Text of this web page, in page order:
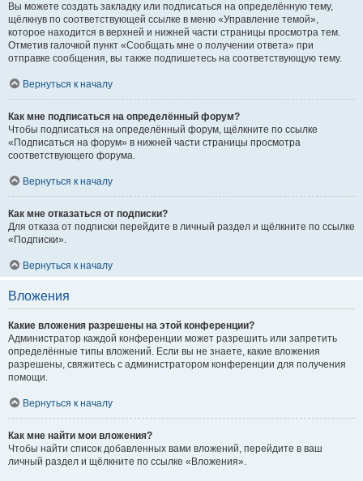
Вы можете создать закладку или подписаться на определённую тему,
щёлкнув по соответствующей ссылке в меню «Управление темой»,
которое находится в верхней и нижней части страницы просмотра тем.
Отметив галочкой пункт «Сообщать мне о получении ответа» при
отправке сообщения, вы также подпишетесь на соответствующую тему.
Вернуться к началу
Как мне подписаться на определённый форум?
Чтобы подписаться на определённый форум, щёлкните по ссылке
«Подписаться на форум» в нижней части страницы просмотра
соответствующего форума.
Вернуться к началу
Как мне отказаться от подписки?
Для отказа от подписки перейдите в личный раздел и щёлкните по ссылке
«Подписки».
Вернуться к началу
Вложения
Какие вложения разрешены на этой конференции?
Администратор каждой конференции может разрешить или запретить
определённые типы вложений. Если вы не знаете, какие вложения
разрешены, свяжитесь с администратором конференции для получения
помощи.
Вернуться к началу
Как мне найти мои вложения?
Чтобы найти список добавленных вами вложений, перейдите в ваш
личный раздел и щёлкните по ссылке «Вложения».